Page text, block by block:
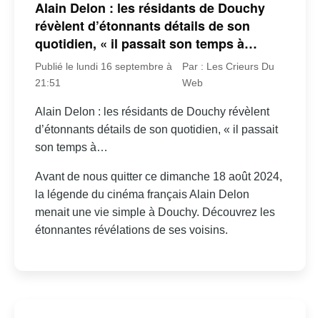
Alain Delon : les résidants de Douchy
révèlent d’étonnants détails de son
quotidien, « il passait son temps à…
Publié le lundi 16 septembre à
21:51
Par : Les Crieurs Du
Web
Alain Delon : les résidants de Douchy révèlent
d’étonnants détails de son quotidien, « il passait
son temps à…
Avant de nous quitter ce dimanche 18 août 2024,
la légende du cinéma français Alain Delon
menait une vie simple à Douchy. Découvrez les
étonnantes révélations de ses voisins.